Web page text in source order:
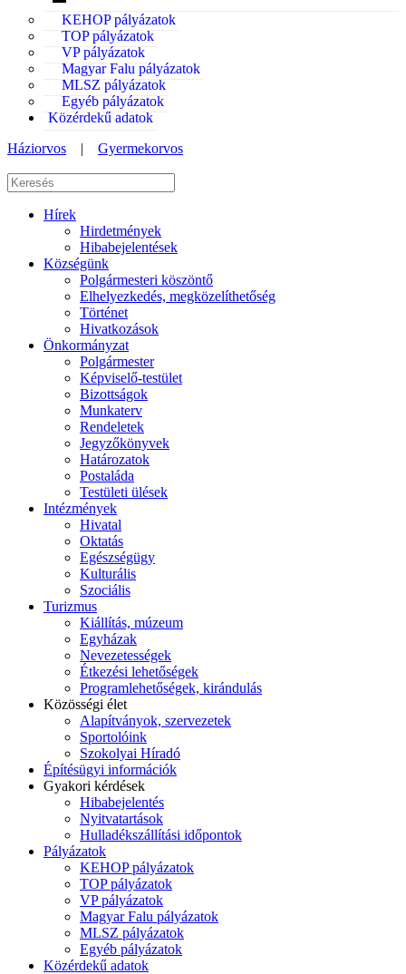
KEHOP pályázatok
TOP pályázatok
VP pályázatok
Magyar Falu pályázatok
MLSZ pályázatok
Egyéb pályázatok
Közérdekű adatok
Háziorvos | Gyermekorvos
Hírek
Hirdetmények
Hibabejelentések
Községünk
Polgármesteri köszöntő
Elhelyezkedés, megközelíthetőség
Történet
Hivatkozások
Önkormányzat
Polgármester
Képviselő-testület
Bizottságok
Munkaterv
Rendeletek
Jegyzőkönyvek
Határozatok
Postaláda
Testületi ülések
Intézmények
Hivatal
Oktatás
Egészségügy
Kulturális
Szociális
Turizmus
Kiállítás, múzeum
Egyházak
Nevezetességek
Étkezési lehetőségek
Programlehetőségek, kirándulás
Közösségi élet
Alapítványok, szervezetek
Sportolóink
Szokolyai Híradó
Építésügyi információk
Gyakori kérdések
Hibabejelentés
Nyitvatartások
Hulladékszállítási időpontok
Pályázatok
KEHOP pályázatok
TOP pályázatok
VP pályázatok
Magyar Falu pályázatok
MLSZ pályázatok
Egyéb pályázatok
Közérdekű adatok